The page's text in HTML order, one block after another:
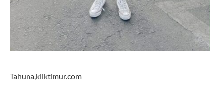
Tahuna,kliktimur.com